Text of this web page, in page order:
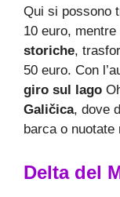
Qui si possono
10 euro,
storiche,
50 euro. Con
giro sul lago
Galičica, dove
barca o nuotate
Delta del